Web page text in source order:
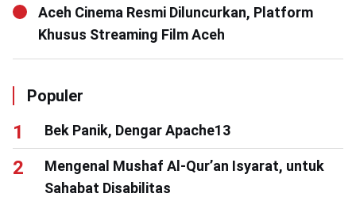
Aceh Cinema Resmi Diluncurkan, Platform
Khusus Streaming Film Aceh
Populer
Bek Panik, Dengar Apache13
Mengenal Mushaf Al-Qur’an Isyarat, untuk
Sahabat Disabilitas